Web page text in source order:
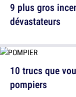
10 trucs que
pompiers
9 plus gros
dévastateurs